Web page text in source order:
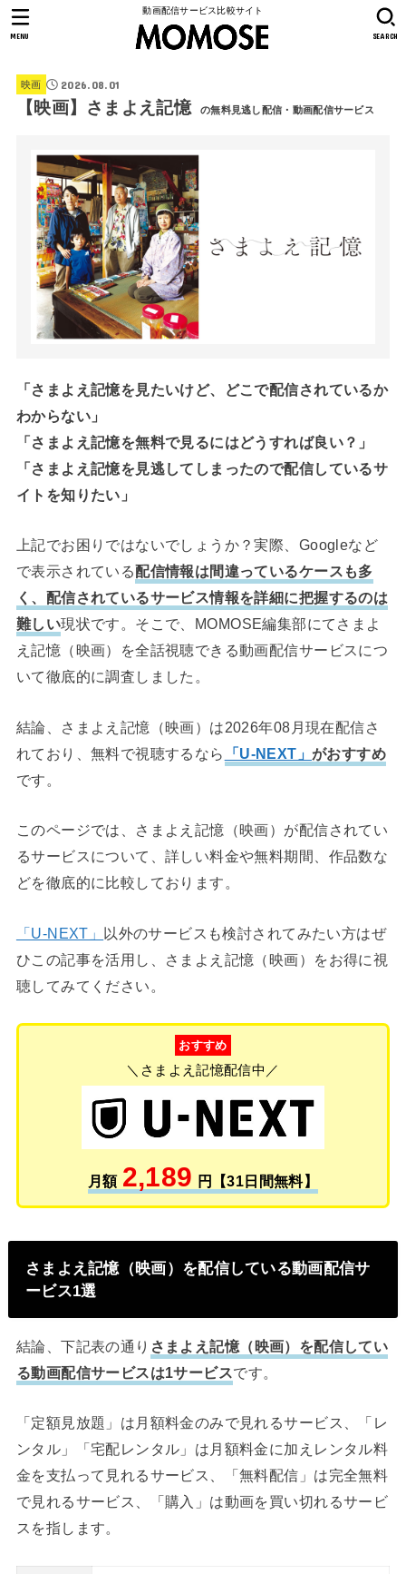
動画配信サービス比較サイト
SEARCH
MENU
映画 2026.08.01
【映画】さまよえ記憶 の無料見逃し配信・動画配信サービス
「さまよえ記憶を見たいけど、どこで配信されているか
わからない」
「さまよえ記憶を無料で見るにはどうすれば良い？」
「さまよえ記憶を見逃してしまったので配信しているサ
イトを知りたい」
上記でお困りではないでしょうか？実際、Googleなど
で表示されている配信情報は間違っているケースも多
く、配信されているサービス情報を詳細に把握するのは
難しい現状です。そこで、MOMOSE編集部にてさまよ
え記憶（映画）を全話視聴できる動画配信サービスにつ
いて徹底的に調査しました。
結論、さまよえ記憶（映画）は2026年08月現在配信さ
れており、無料で視聴するなら
「U-NEXT」 がおすすめ
です。
このページでは、さまよえ記憶（映画）が配信されてい
るサービスについて、詳しい料金や無料期間、作品数な
どを徹底的に比較しております。
「U-NEXT」 以外のサービスも検討されてみたい方はぜ
ひこの記事を活用し、さまよえ記憶（映画）をお得に視
聴してみてください。
おすすめ
＼さまよえ記憶配信中／
月額 2,189 円【31日間無料】
さまよえ記憶（映画）を配信している動画配信サ
ービス1選
結論、下記表の通り さまよえ記憶（映画）を配信してい
る動画配信サービスは1サービスです。
「定額見放題」は月額料金のみで見れるサービス、「レ
ンタル」「宅配レンタル」は月額料金に加えレンタル料
金を支払って見れるサービス、「無料配信」は完全無料
で見れるサービス、「購入」は動画を買い切れるサービ
スを指します。